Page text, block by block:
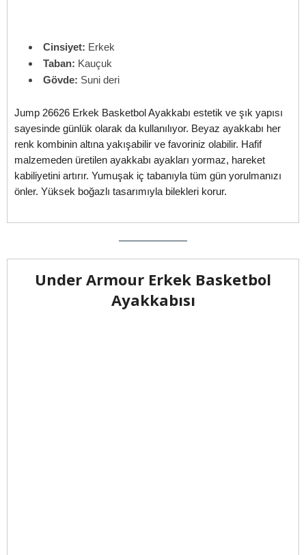
Cinsiyet: Erkek
Taban: Kauçuk
Gövde: Suni deri
Jump 26626 Erkek Basketbol Ayakkabı estetik ve şık yapısı
sayesinde günlük olarak da kullanılıyor. Beyaz ayakkabı her
renk kombinin altına yakışabilir ve favoriniz olabilir. Hafif
malzemeden üretilen ayakkabı ayakları yormaz, hareket
kabiliyetini artırır. Yumuşak iç tabanıyla tüm gün yorulmanızı
önler. Yüksek boğazlı tasarımıyla bilekleri korur.
Under Armour Erkek Basketbol
Ayakkabısı